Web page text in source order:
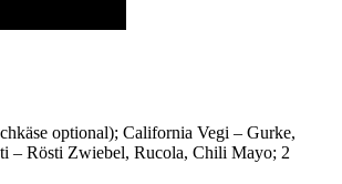
optional); California Vegi – Gurke,
– Rösti Zwiebel, Rucola, Chili Mayo; 2